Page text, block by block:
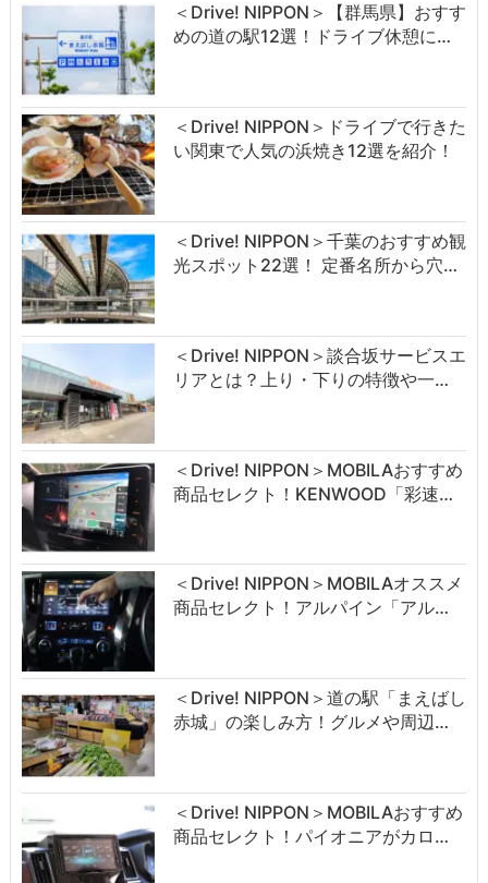
＜Drive! NIPPON＞【群馬県】おすす
めの道の駅12選！ドライブ休憩に…
＜Drive! NIPPON＞ドライブで行きた
い関東で人気の浜焼き12選を紹介！
＜Drive! NIPPON＞千葉のおすすめ観
光スポット22選！ 定番名所から穴…
＜Drive! NIPPON＞談合坂サービスエ
リアとは？上り・下りの特徴や一…
＜Drive! NIPPON＞MOBILAおすすめ
商品セレクト！KENWOOD「彩速…
＜Drive! NIPPON＞MOBILAオススメ
商品セレクト！アルパイン「アル…
＜Drive! NIPPON＞道の駅「まえばし
赤城」の楽しみ方！グルメや周辺…
＜Drive! NIPPON＞MOBILAおすすめ
商品セレクト！パイオニアがカロ…